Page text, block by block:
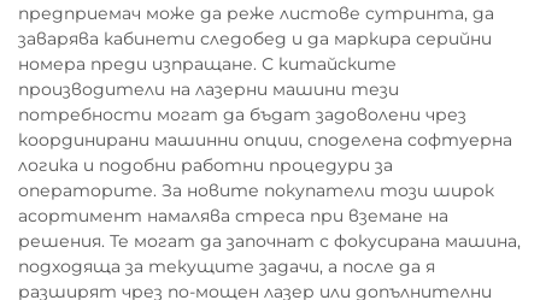
предприемач може да реже листове сутринта, да
заварява кабинети следобед и да маркира серийни
номера преди изпращане. С китайските
производители на лазерни машини тези
потребности могат да бъдат задоволени чрез
координирани машинни опции, споделена софтуерна
логика и подобни работни процедури за
операторите. За новите покупатели този широк
асортимент намалява стреса при вземане на
решения. Те могат да започнат с фокусирана машина,
подходяща за текущите задачи, а после да я
разширят чрез по-мощен лазер или допълнителни